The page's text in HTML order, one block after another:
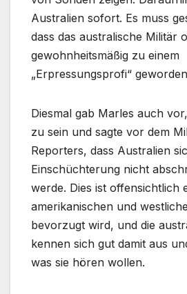
Australien sofort. Es muss
dass das australische Militär
gewohnheitsmäßig zu einem
„Erpressungsprofi“
Diesmal gab Marles auch
zu sein und sagte vor dem
Reporters, dass Australien
Einschüchterung nicht
werde. Dies ist offensichtlich
amerikanischen und
bevorzugt wird, und die
kennen sich gut damit aus
was sie hören wollen.